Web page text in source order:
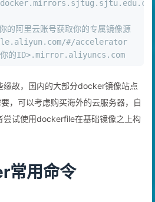
的阿里云账号获取你的专属镜像源
#/accelerator
的ID>.mirror.aliyuncs.com
故，国内的大部分docker镜像站点
，可以考虑购买海外的云服务器，自
试使用dockerfile在基础镜像之上构
常用命令